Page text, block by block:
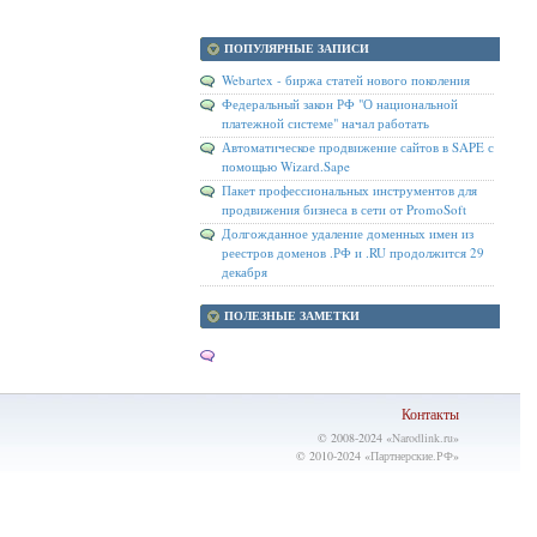
ПОПУЛЯРНЫЕ ЗАПИСИ
Webartex - биржа статей нового поколения
Федеральный закон РФ "О национальной
платежной системе" начал работать
Автоматическое продвижение сайтов в SAPE с
помощью Wizard.Sape
Пакет профессиональных инструментов для
продвижения бизнеса в сети от PromoSoft
Долгожданное удаление доменных имен из
реестров доменов .РФ и .RU продолжится 29
декабря
ПОЛЕЗНЫЕ ЗАМЕТКИ
Контакты
© 2008-2024 «Narodlink.ru»
© 2010-2024 «Партнерские.РФ»